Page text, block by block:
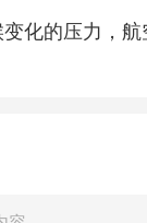
化的压力，
流体系，满足